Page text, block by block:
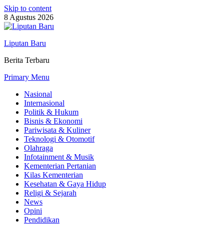
Skip to content
8 Agustus 2026
Liputan Baru
Berita Terbaru
Primary Menu
Nasional
Internasional
Politik & Hukum
Bisnis & Ekonomi
Pariwisata & Kuliner
Teknologi & Otomotif
Olahraga
Infotainment & Musik
Kementerian Pertanian
Kilas Kementerian
Kesehatan & Gaya Hidup
Religi & Sejarah
News
Opini
Pendidikan